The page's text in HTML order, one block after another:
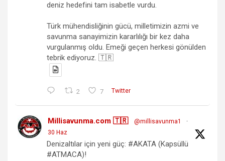
deniz hedefini tam isabetle vurdu.
Türk mühendisliğinin gücü, milletimizin azmi ve
savunma sanayimizin kararlılığı bir kez daha
vurgulanmış oldu. Emeği geçen herkesi gönülden
tebrik ediyoruz. 🇹🇷
2 7 Twitter
Millisavunma.com 🇹🇷 @millisavunma1
·
30 Haz
Denizaltılar için yeni güç: #AKATA (Kapsüllü
#ATMACA)!